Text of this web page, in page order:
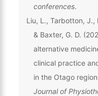
conferences.
Liu, L., Tarbotton, J.,
& Baxter, G. D.
alternative
clinical practice
in the Otago
Journal of